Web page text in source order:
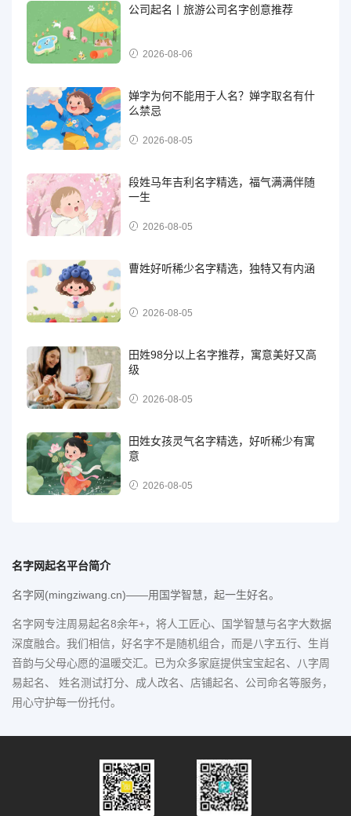
公司起名丨旅游公司名字创意推荐
2026-08-06
婵字为何不能用于人名？婵字取名有什
么禁忌
2026-08-05
段姓马年吉利名字精选，福气满满伴随
一生
2026-08-05
曹姓好听稀少名字精选，独特又有内涵
2026-08-05
田姓98分以上名字推荐，寓意美好又高
级
2026-08-05
田姓女孩灵气名字精选，好听稀少有寓
意
2026-08-05
名字网起名平台简介
名字网(mingziwang.cn)——用国学智慧，起一生好名。
名字网专注周易起名8余年+，将人工匠心、国学智慧与名字大数据
深度融合。我们相信，好名字不是随机组合，而是八字五行、生肖
音韵与父母心愿的温暖交汇。已为众多家庭提供宝宝起名、八字周
易起名、 姓名测试打分、成人改名、店铺起名、公司命名等服务，
用心守护每一份托付。